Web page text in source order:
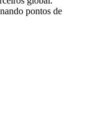
pontos de